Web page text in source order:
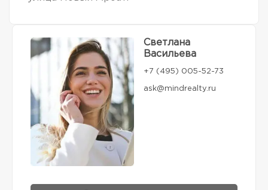
Светлана
Васильева
+7 (495) 005-52-73
ask@mindrealty.ru